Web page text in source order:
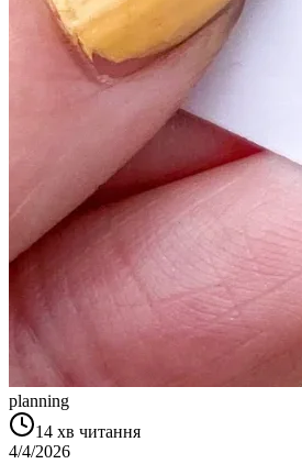
planning
14 хв читання
4/4/2026